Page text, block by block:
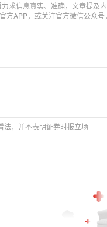
求信息真实、准确，文章提及
方APP，或关注官方微信公众
法，并不表明证券时报立场